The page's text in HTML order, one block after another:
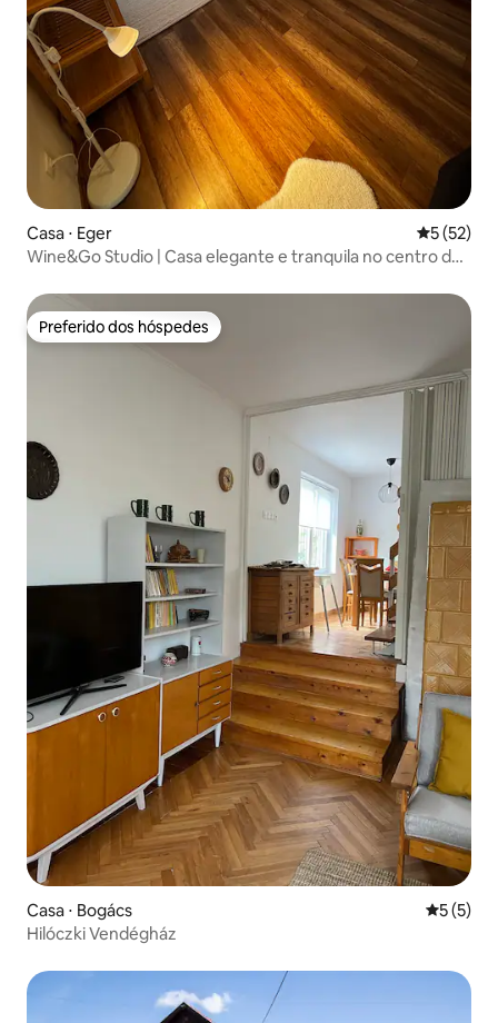
Casa ⋅ Eger 5 de uma
5 (52)
Wine&Go Studio | Casa elegante e tranquila no centro da
Preferido dos hóspedes
Preferido dos hóspedes
Casa ⋅ Bogács 5 de
5 (5)
Hilóczki Vendégház